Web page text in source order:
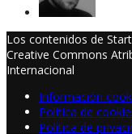
Los contenidos de
Creative Commons
Internacional
Información
Política de
Política de